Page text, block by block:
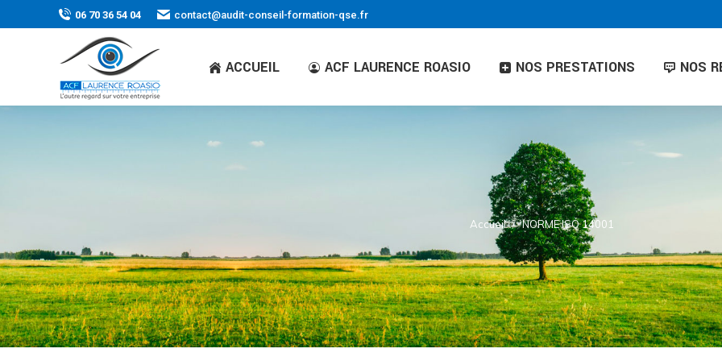
06 70 36 54 04 contact@audit-conseil-formation-qse.fr
ACCUEIL ACF LAURENCE ROASIO NOS PRESTATIONS NOS
Vous êtes ici :
Accueil NORME ISO 14001